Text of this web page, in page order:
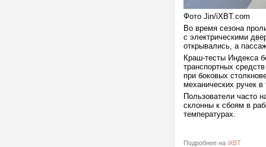
Фото Jin/iXBT.com
Во время сезона
с электрическими
открывались, а
Краш-тесты Индекса
транспортных
при боковых
механических ручек в
Пользователи часто
склонны к сбоям в
температурах.
Подробнее на iXBT